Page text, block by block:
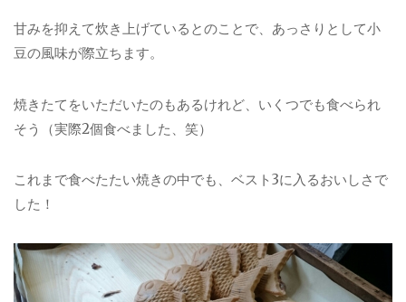
甘みを抑えて炊き上げているとのことで、あっさりとして小
豆の風味が際立ちます。
焼きたてをいただいたのもあるけれど、いくつでも食べられ
そう（実際2個食べました、笑）
これまで食べたたい焼きの中でも、ベスト3に入るおいしさで
した！